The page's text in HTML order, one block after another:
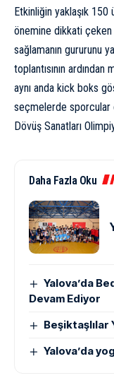
Etkinliğin yaklaşık 150
önemine dikkati çeken
sağlamanın gururunu
toplantısının
aynı anda kick boks
seçmelerde sporcular
Dövüş Sanatları
Daha Fazla Oku
Yalova’da
Devam Ediyor
Beşiktaşlılar
Yalova’da